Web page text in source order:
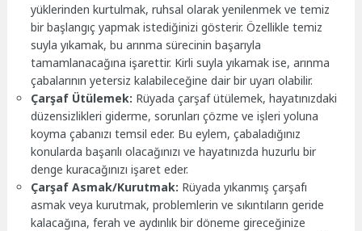
yüklerinden kurtulmak, ruhsal olarak yenilenmek ve temiz
bir başlangıç yapmak istediğinizi gösterir. Özellikle temiz
suyla yıkamak, bu arınma sürecinin başarıyla
tamamlanacağına işarettir. Kirli suyla yıkamak ise, arınma
çabalarının yetersiz kalabileceğine dair bir uyarı olabilir.
Çarşaf Ütülemek: Rüyada çarşaf ütülemek, hayatınızdaki
düzensizlikleri giderme, sorunları çözme ve işleri yoluna
koyma çabanızı temsil eder. Bu eylem, çabaladığınız
konularda başarılı olacağınızı ve hayatınızda huzurlu bir
denge kuracağınızı işaret eder.
Çarşaf Asmak/Kurutmak: Rüyada yıkanmış çarşafı
asmak veya kurutmak, problemlerin ve sıkıntıların geride
kalacağına, ferah ve aydınlık bir döneme gireceğinize